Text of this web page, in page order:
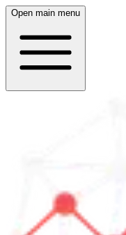
Open main menu